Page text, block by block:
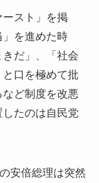
スト」を掲
を進めた時
だ」、「社会
口を極めて批
ど制度を改悪
たのは自民党
安倍総理は突然